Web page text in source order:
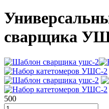
сварщика
500